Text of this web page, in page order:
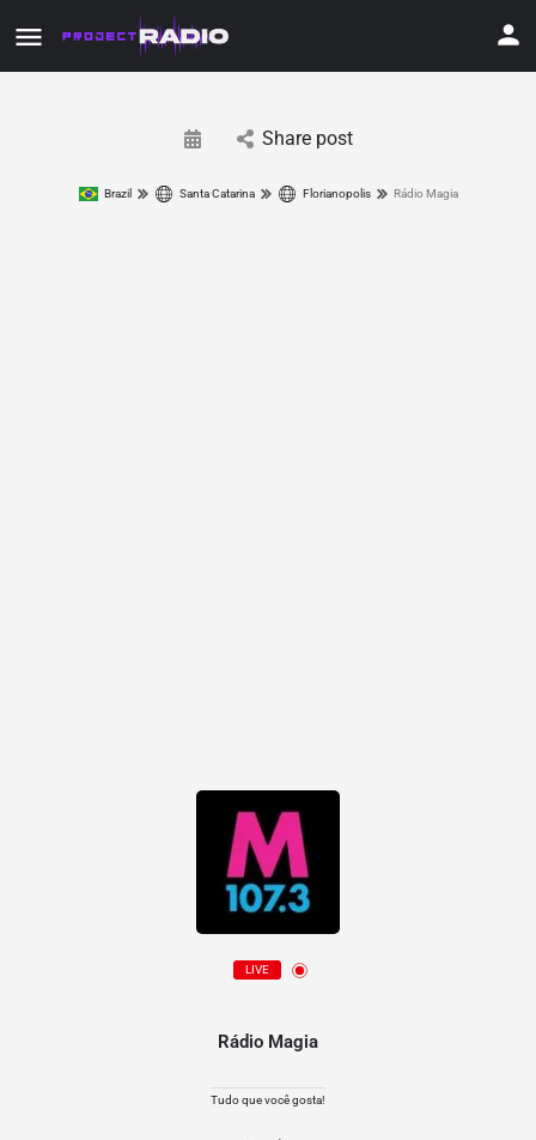
Share post
Brazil Santa Catarina Florianopolis Rádio Magia
LIVE
Rádio Magia
Tudo que você gosta!